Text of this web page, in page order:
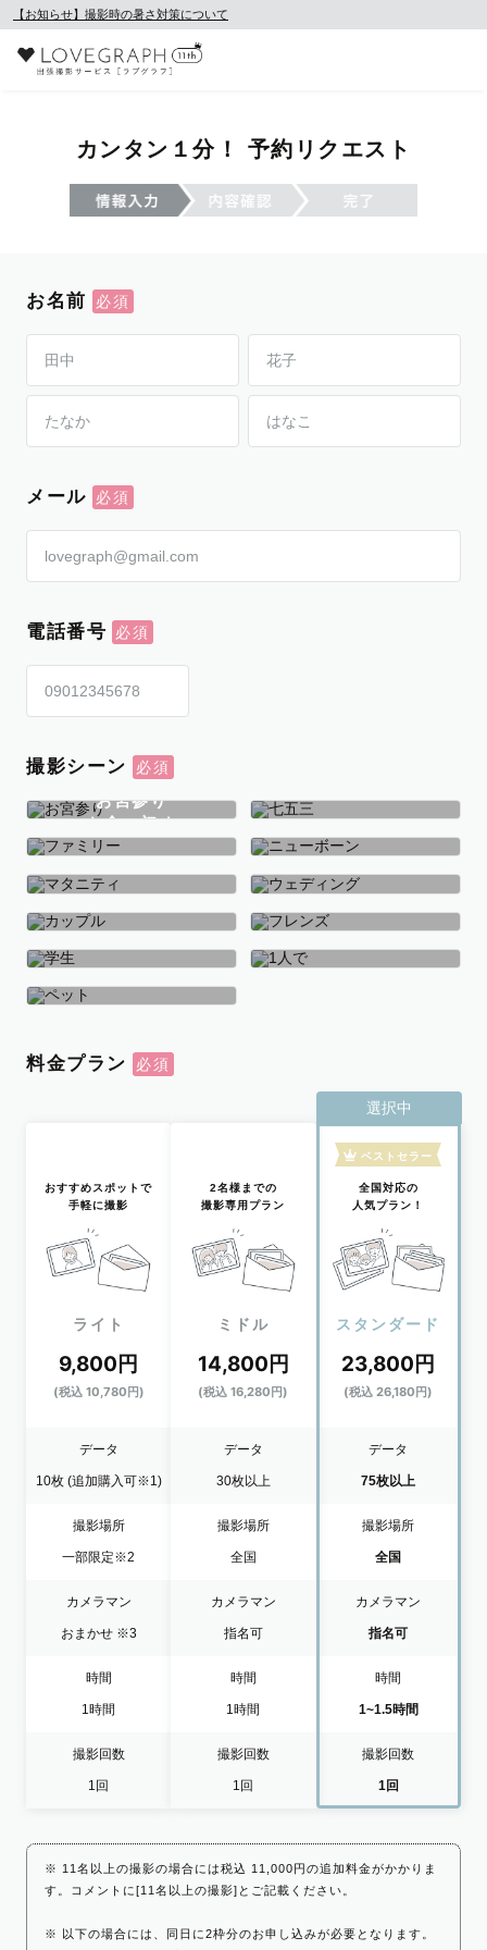
【お知らせ】撮影時の暑さ対策について
カンタン１分！ 予約リクエスト
お名前
メール
電話番号
撮影シーン
お宮参り
お食い初め
七五三
ファミリー ニューボーン
マタニティ ウェディング
カップル フレンズ
学生
料金プラン
おすすめスポットで
手軽に撮影
ライト
9,800円
(税込 10,780円)
データ
10枚 (追加購入可※1)
撮影場所
一部限定※2
カメラマン
おまかせ ※3
時間
1時間
撮影回数
1回
2名様までの
撮影専用プラン
ミドル
14,800円
(税込 16,280円)
データ
30枚以上
撮影場所
全国
カメラマン
指名可
時間
1時間
撮影回数
1回
選択中
ベストセラー
全国対応の
人気プラン！
スタンダード
23,800円
(税込 26,180円)
データ
75枚以上
撮影場所
全国
カメラマン
指名可
時間
1~1.5時間
撮影回数
1回
※ 11名以上の撮影の場合には税込 11,000円の追加料金がかかりま
す。コメントに[11名以上の撮影]とご記載ください。
※ 以下の場合には、同日に2枠分のお申し込みが必要となります。